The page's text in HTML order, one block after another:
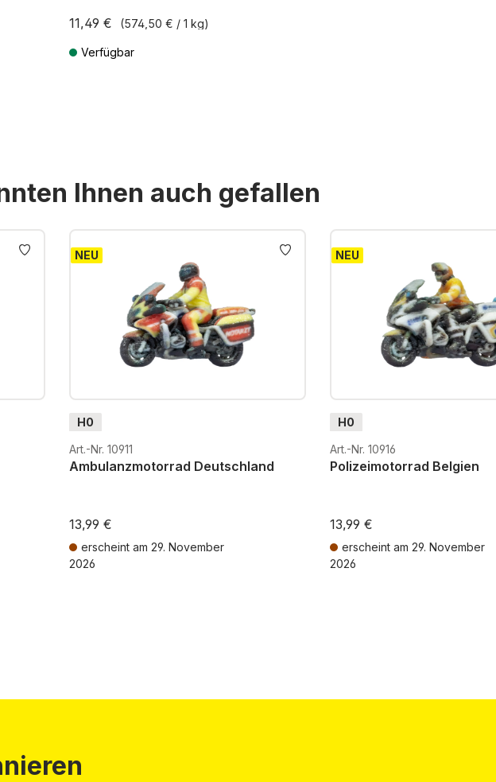
11,49 € (574,50 € / 1 kg)
Verfügbar
Ihnen auch gefallen
NEU
H0
Art.-Nr. 10911
Ambulanzmotorrad Deutschland
13,99 €
erscheint am 29. November
2026
NEU
H0
Art.-Nr. 10916
Polizeimotorrad Belgien
13,99 €
erscheint am 29. November
2026